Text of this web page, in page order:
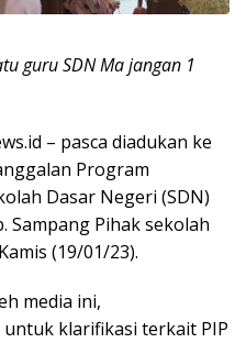
guru SDN Ma jangan 1
– pasca diadukan ke
Program
Dasar Negeri (SDN)
Sampang Pihak sekolah
(19/01/23).
media ini,
klarifikasi terkait PIP